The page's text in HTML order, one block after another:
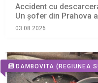
Accident cu
Un șofer din Prahova
03.08.2026
DAMBOVITA (REGIUNEA